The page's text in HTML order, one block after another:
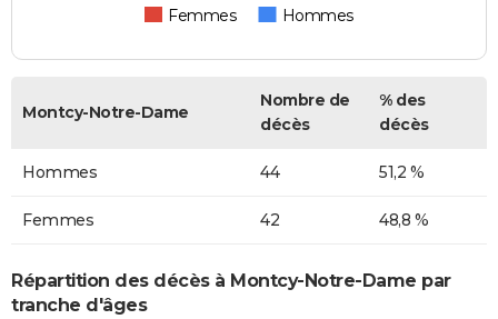
Femmes Hommes
Montcy-Notre-Dame
Nombre de
décès
% des
décès
Hommes 44 51,2 %
Femmes 42 48,8 %
Répartition des décès à Montcy-Notre-Dame par
tranche d'âges